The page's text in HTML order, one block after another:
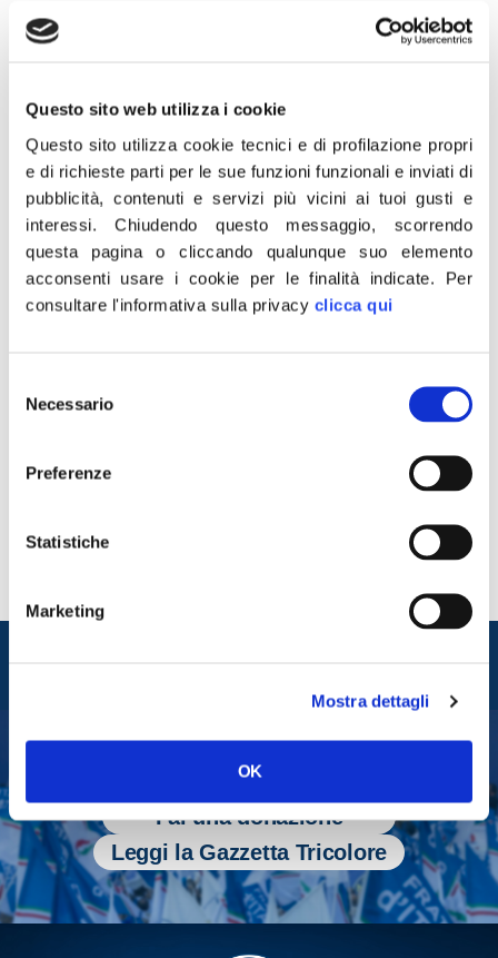
Questo sito web utilizza i cookie
Questo sito utilizza cookie tecnici e di profilazione propri
e di richieste parti per le sue funzioni funzionali e inviati di
pubblicità, contenuti e servizi più vicini ai tuoi gusti e
interessi.Chiudendo questo messaggio, scorrendo
questa pagina o cliccando qualunque suo elemento
acconsenti usare i cookie per le finalità indicate. Per
consultare l'informativa sulla privacy clicca qui
delNecessario
Preferenze
Statistiche
Marketing
Mostra dettagli
OK
manifestando in corteo dall’aereoporto di Fiumicino alla sede di ITA
all’EUR. Fratelli d’Italia esprime solidarietà ai lavoratori a cui è stata
tolta la dignità di un lavoro per colpa delle scelte di questo Governo e
dell’Europa”.
membro FdI della commissione Trasporti.
Tesserati
Fai una donazione
Leggi la Gazzetta Tricolore